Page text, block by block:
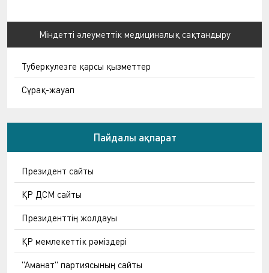
Міндетті әлеуметтік медициналық сақтандыру
Туберкулезге қарсы қызметтер
Сұрақ-жауап
Пайдалы ақпарат
Президент сайты
ҚР ДСМ сайты
Президенттің жолдауы
ҚР мемлекеттік рәміздері
"Аманат" партиясының сайты